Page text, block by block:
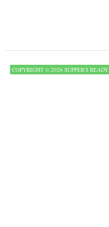
COPYRIGHT © 2026 SUPPER'S READY